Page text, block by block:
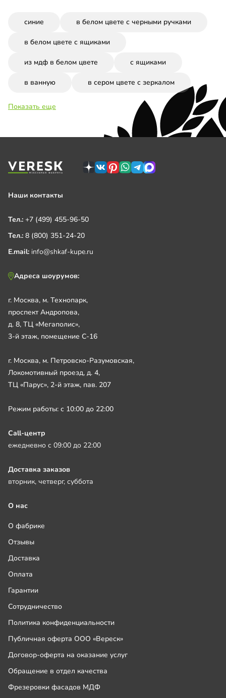
синие в белом цвете с черными ручками
в белом цвете с ящиками
из мдф в белом цвете с ящиками
в ванную в сером цвете с зеркалом
Показать еще
Наши контакты
Тел.: +7 (499) 455-96-50
Тел.: 8 (800) 351-24-20
E.mail: info@shkaf-kupe.ru
Адреса шоурумов:
г. Москва, м. Технопарк,
проспект Андропова,
д. 8, ТЦ «Мегаполис»,
3-й этаж, помещение С-16
г. Москва, м. Петровско-Разумовская,
Локомотивный проезд, д. 4,
ТЦ «Парус», 2-й этаж, пав. 207
Режим работы: с 10:00 до 22:00
Call-центр
ежедневно с 09:00 до 22:00
Доставка заказов
вторник, четверг, суббота
О нас
О фабрике
Отзывы
Доставка
Оплата
Гарантии
Сотрудничество
Политика конфиденциальности
Публичная оферта ООО «Вереск»
Договор-оферта на оказание услуг
Обращение в отдел качества
Фрезеровки фасадов МДФ